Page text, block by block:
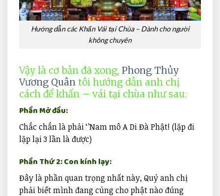
Hướng dẫn các Khấn Vái tại Chùa – Dành cho người
không chuyên
Vậy là cơ bản đã xong, Phong Thủy
Vương Quân tôi hướng dẫn anh chị
cách để khấn – vái tại chùa như sau:
Phần Mở đầu:
Chắc chắn là phải ‘’Nam mô A Di Đà Phật! (lặp đi
lặp lại 3 lần là được)
Phần Thứ 2: Con kính lạy:
Đây là phần quan trọng nhất này, Quý anh chị
phải biết mình đang cúng cho phật nào đúng